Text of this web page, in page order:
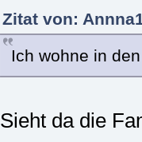
Zitat von:
Ich wohne in
Sieht da die